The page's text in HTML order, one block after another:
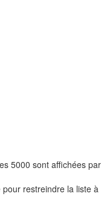
5000 sont affichées par
restreindre la liste à